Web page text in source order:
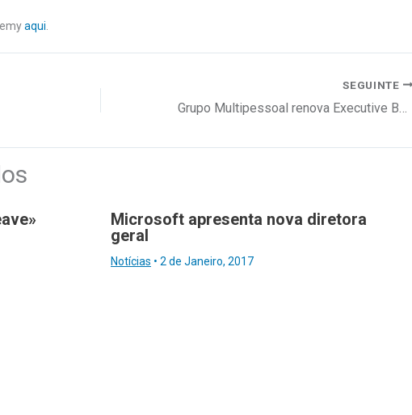
aqui
SEGUINTE
Microsoft apresenta nova diretora
geral
Notícias • 2 de Janeiro, 2017